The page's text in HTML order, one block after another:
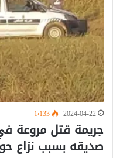
2024-04-22 1٬133
جريمة قتل مروعة
صديقه بسبب نزاع